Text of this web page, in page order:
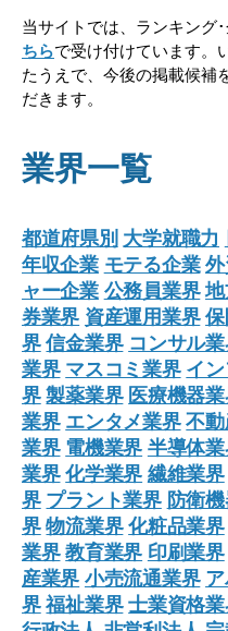
当サイトでは、ランキング
ちらで受け付けています。
たうえで、今後の掲載候補
だきます。
業界一覧
都道府県別 大学就職力
年収企業 モテる企業
ャー企業 公務員業界
券業界 資産運用業界
界 信金業界 コンサル
業界 マスコミ業界 イ
界 製薬業界 医療機器
業界 エンタメ業界 不
業界 電機業界 半導体
業界 化学業界 繊維業界
界 プラント業界 防衛
界 物流業界 化粧品業界
業界 教育業界 印刷業界
産業界 小売流通業界
界 福祉業界 士業資格